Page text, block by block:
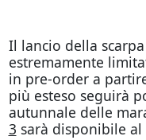
Il lancio della
estremamente
in pre-order a
più esteso seguirà
autunnale delle
3 sarà disponibile al